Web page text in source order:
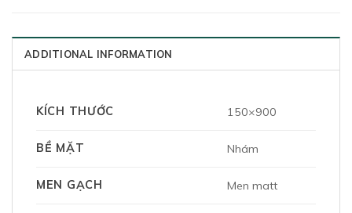
ADDITIONAL INFORMATION
KÍCH THƯỚC 150×900
BỀ MẶT Nhám
MEN GẠCH Men matt